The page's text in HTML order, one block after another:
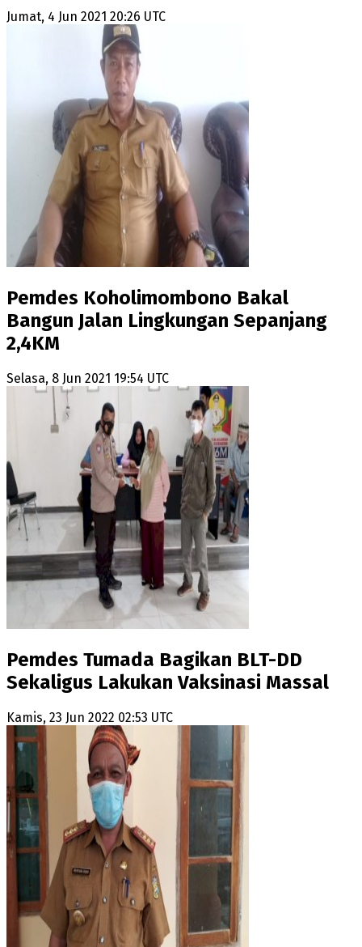
Jumat, 4 Jun 2021 20:26 UTC
Pemdes Koholimombono Bakal
Bangun Jalan Lingkungan Sepanjang
2,4KM
Selasa, 8 Jun 2021 19:54 UTC
Pemdes Tumada Bagikan BLT-DD
Sekaligus Lakukan Vaksinasi Massal
Kamis, 23 Jun 2022 02:53 UTC